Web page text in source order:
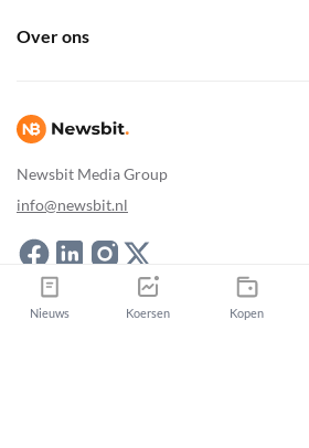
Newsbit Media Group
info@newsbit.nl
Over ons
Newsbit Copyright © 2026 Sitemap
Nieuws Koersen Kopen